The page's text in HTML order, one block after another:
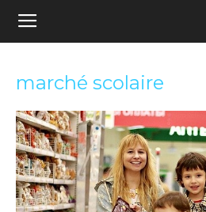
Appel
pour
une
marché scolaire